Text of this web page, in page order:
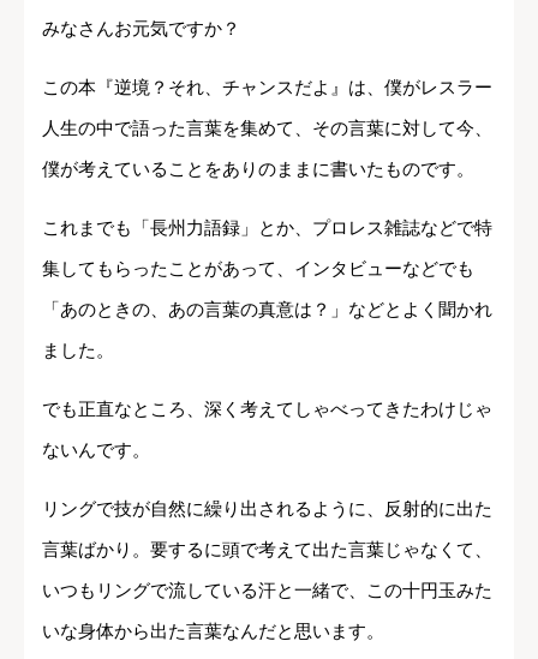
みなさんお元気ですか？
この本『逆境？それ、チャンスだよ』は、僕がレスラー
人生の中で語った言葉を集めて、その言葉に対して今、
僕が考えていることをありのままに書いたものです。
これまでも「長州力語録」とか、プロレス雑誌などで特
集してもらったことがあって、インタビューなどでも
「あのときの、あの言葉の真意は？」などとよく聞かれ
ました。
でも正直なところ、深く考えてしゃべってきたわけじゃ
ないんです。
リングで技が自然に繰り出されるように、反射的に出た
言葉ばかり。要するに頭で考えて出た言葉じゃなくて、
いつもリングで流している汗と一緒で、この十円玉みた
いな身体から出た言葉なんだと思います。